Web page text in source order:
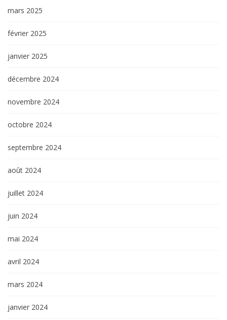
mars 2025
février 2025
janvier 2025
décembre 2024
novembre 2024
octobre 2024
septembre 2024
août 2024
juillet 2024
juin 2024
mai 2024
avril 2024
mars 2024
janvier 2024